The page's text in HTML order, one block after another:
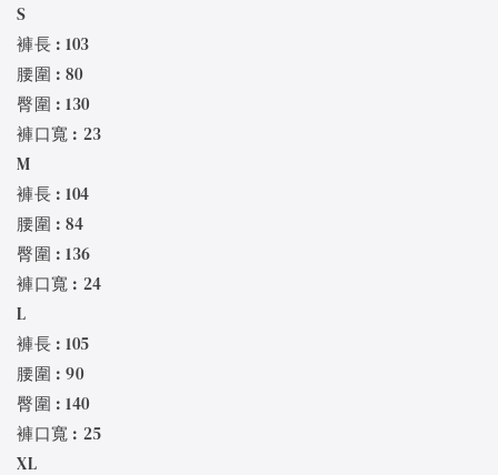
S
褲長 : 103
腰圍 : 80
臀圍 : 130
褲口寬 : 23
M
褲長 : 104
腰圍 : 84
臀圍 : 136
褲口寬 : 24
L
褲長 : 105
腰圍 : 90
臀圍 : 140
褲口寬 : 25
XL